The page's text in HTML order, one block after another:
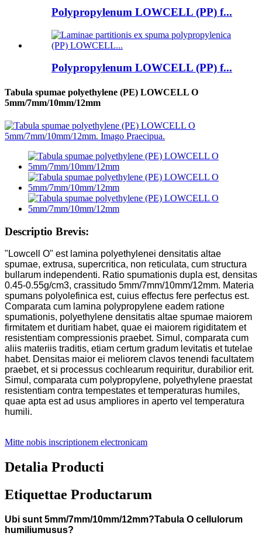
Polypropylenum LOWCELL (PP) f...
Polypropylenum LOWCELL (PP) f...
Tabula spumae polyethylene (PE) LOWCELL O
5mm/7mm/10mm/12mm
Descriptio Brevis:
"Lowcell O" est lamina polyethylenei densitatis altae
spumae, extrusa, supercritica, non reticulata, cum structura
bullarum independenti. Ratio spumationis dupla est, densitas
0.45-0.55g/cm3, crassitudo 5mm/7mm/10mm/12mm. Materia
spumans polyolefinica est, cuius effectus fere perfectus est.
Comparata cum lamina polypropylene eadem ratione
spumationis, polyethylene densitatis altae spumae maiorem
firmitatem et duritiam habet, quae ei maiorem rigiditatem et
resistentiam compressionis praebet. Simul, comparata cum
aliis materiis traditis, etiam certum gradum levitatis et tutelae
habet. Densitas maior ei meliorem clavos tenendi facultatem
praebet, et si processus cochlearum requiritur, durabilior erit.
Simul, comparata cum polypropylene, polyethylene praestat
resistentiam contra tempestates et temperaturas humiles,
quae apta est ad usus ampliores in aperto vel temperatura
humili.
Mitte nobis inscriptionem electronicam
Detalia Producti
Etiquettae Productarum
Ubi sunt 5mm/7mm/10mm/12mm?Tabula O cellulorum
humiliumusus?